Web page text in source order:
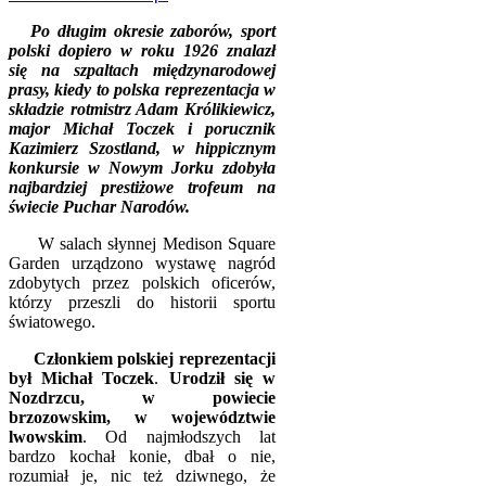
Po długim okresie zaborów, sport
polski dopiero w roku 1926 znalazł
się na szpaltach międzynarodowej
prasy, kiedy to polska reprezentacja w
składzie rotmistrz Adam Królikiewicz,
major Michał Toczek i porucznik
Kazimierz Szostland, w hippicznym
konkursie w Nowym Jorku zdobyła
najbardziej prestiżowe trofeum na
świecie Puchar Narodów.
W salach słynnej Medison Square
Garden urządzono wystawę nagród
zdobytych przez polskich oficerów,
którzy przeszli do historii sportu
światowego.
Członkiem polskiej reprezentacji
był Michał Toczek. Urodził się w
Nozdrzcu, w
powiecie
brzozowskim, w województwie
lwowskim. Od najmłodszych lat
bardzo kochał konie, dbał o nie,
rozumiał je, nic też dziwnego, że